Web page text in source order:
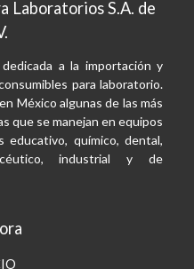
Laboratorios S.A. de
a la importación y
para laboratorio.
México algunas de las más
que se manejan en equipos
químico, dental,
industrial y de